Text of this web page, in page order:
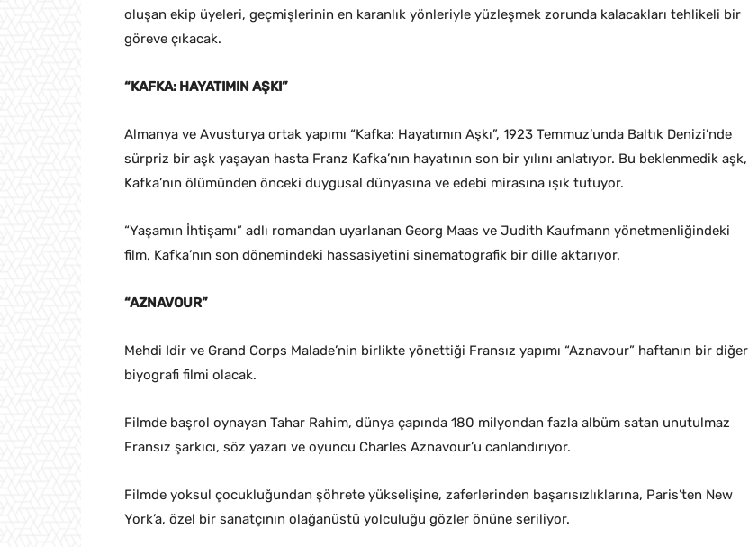
oluşan ekip üyeleri, geçmişlerinin en karanlık yönleriyle yüzleşmek zorunda kalacakları tehlikeli bir
göreve çıkacak.
“KAFKA: HAYATIMIN AŞKI”
Almanya ve Avusturya ortak yapımı “Kafka: Hayatımın Aşkı”, 1923 Temmuz’unda Baltık Denizi’nde
sürpriz bir aşk yaşayan hasta Franz Kafka’nın hayatının son bir yılını anlatıyor. Bu beklenmedik aşk,
Kafka’nın ölümünden önceki duygusal dünyasına ve edebi mirasına ışık tutuyor.
“Yaşamın İhtişamı” adlı romandan uyarlanan Georg Maas ve Judith Kaufmann yönetmenliğindeki
film, Kafka’nın son dönemindeki hassasiyetini sinematografik bir dille aktarıyor.
“AZNAVOUR”
Mehdi Idir ve Grand Corps Malade’nin birlikte yönettiği Fransız yapımı “Aznavour” haftanın bir diğer
biyografi filmi olacak.
Filmde başrol oynayan Tahar Rahim, dünya çapında 180 milyondan fazla albüm satan unutulmaz
Fransız şarkıcı, söz yazarı ve oyuncu Charles Aznavour’u canlandırıyor.
Filmde yoksul çocukluğundan şöhrete yükselişine, zaferlerinden başarısızlıklarına, Paris’ten New
York’a, özel bir sanatçının olağanüstü yolculuğu gözler önüne seriliyor.